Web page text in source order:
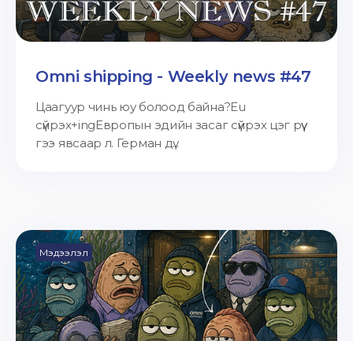
Omni shipping - Weekly news #47
Цаагуур чинь юу болоод байна?Eu
сүйрэх+ingЕвропын эдийн засаг сүйрэх цэг рүү
гээ явсаар л. Герман дү...
Мэдээлэл